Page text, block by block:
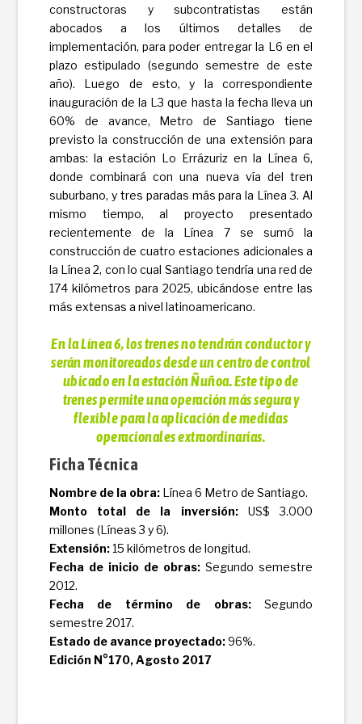
constructoras y subcontratistas están
abocados a los últimos detalles de
implementación, para poder entregar la L6 en el
plazo estipulado (segundo semestre de este
año). Luego de esto, y la correspondiente
inauguración de la L3 que hasta la fecha lleva un
60% de avance, Metro de Santiago tiene
previsto la construcción de una extensión para
ambas: la estación Lo Errázuriz en la Línea 6,
donde combinará con una nueva vía del tren
suburbano, y tres paradas más para la Línea 3. Al
mismo tiempo, al proyecto presentado
recientemente de la Línea 7 se sumó la
construcción de cuatro estaciones adicionales a
la Línea 2, con lo cual Santiago tendría una red de
174 kilómetros para 2025, ubicándose entre las
más extensas a nivel latinoamericano.
En la Línea 6, los trenes no tendrán conductor y
serán monitoreados desde un centro de control
ubicado en la estación Ñuñoa. Este tipo de
trenes permite una operación más segura y
flexible para la aplicación de medidas
operacionales extraordinarias.
Ficha Técnica
Nombre de la obra:Línea 6 Metro de Santiago.
Monto total de la inversión:US$ 3.000
millones (Líneas 3 y 6).
Extensión:15 kilómetros de longitud.
Fecha de inicio de obras: Segundo semestre
2012.
Fecha de término de obras:Segundo
semestre 2017.
Estado de avance proyectado:96%.
Edición N°170, Agosto 2017